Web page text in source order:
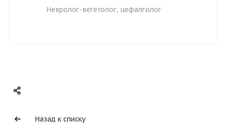
Невролог-вегетолог, цефалголог
Назад к списку